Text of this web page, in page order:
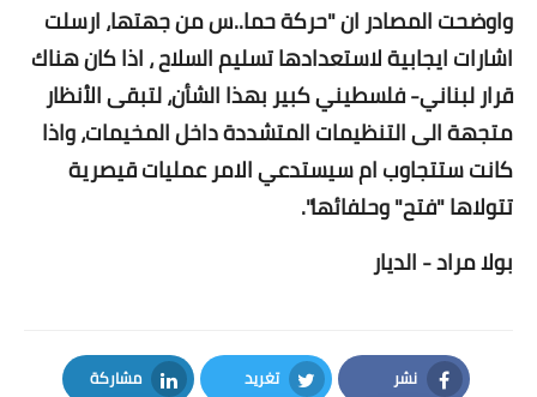
واوضحت المصادر ان "حركة حما..س من جهتها، ارسلت
اشارات ايجابية لاستعدادها تسليم السلاح ، اذا كان هناك
قرار لبناني- فلسطيني كبير بهذا الشأن، لتبقى الأنظار
متجهة الى التنظيمات المتشددة داخل المخيمات، واذا
كانت ستتجاوب ام سيستدعي الامر عمليات قيصرية
تتولاها "فتح" وحلفائها".
بولا مراد - الديار
نشر تغريد مشاركة